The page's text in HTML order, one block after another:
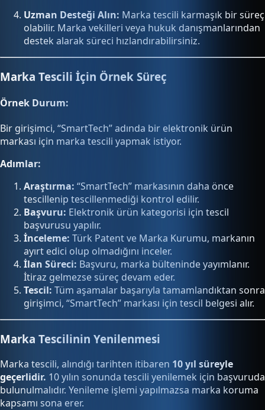
Uzman Desteği Alın: Marka tescili karmaşık bir süreç
olabilir. Marka vekilleri veya hukuk danışmanlarından
destek alarak süreci hızlandırabilirsiniz.
Marka Tescili İçin Örnek Süreç
Örnek Durum:
Bir girişimci, “SmartTech” adında bir elektronik ürün
markası için marka tescili yapmak istiyor.
Adımlar:
Araştırma: “SmartTech” markasının daha önce
tescillenip tescillenmediği kontrol edilir.
Başvuru: Elektronik ürün kategorisi için tescil
başvurusu yapılır.
İnceleme: Türk Patent ve Marka Kurumu, markanın
ayırt edici olup olmadığını inceler.
İlan Süreci: Başvuru, marka bülteninde yayımlanır.
İtiraz gelmezse süreç devam eder.
Tescil: Tüm aşamalar başarıyla tamamlandıktan sonra
girişimci, “SmartTech” markası için tescil belgesi alır.
Marka Tescilinin Yenilenmesi
Marka tescili, alındığı tarihten itibaren 10 yıl süreyle
geçerlidir. 10 yılın sonunda tescili yenilemek için başvuruda
bulunulmalıdır. Yenileme işlemi yapılmazsa marka koruma
kapsamı sona erer.